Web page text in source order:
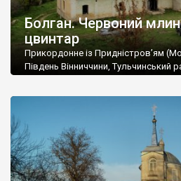
Болган. Червоний
цвинтар
Прикордонне із Придністров’ям
Південь Вінниччини, Тульчинський
старовинний цвинтар із кам’яними
збереглися, написані кирилицею,
мовою. За всіма традиційними
український. Хрести датуються 19
роках Болган […]